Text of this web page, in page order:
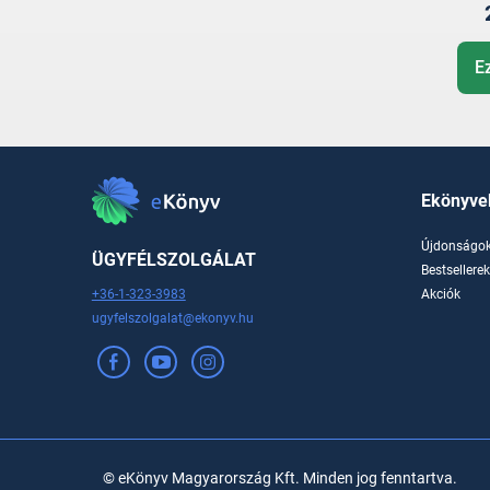
ÜGYFÉLSZOLGÁLAT
+36-1-323-3983
ugyfelszolgalat@ekonyv.hu
Bestsellerek
Akciók
© eKönyv Magyarország Kft. Minden jog fenntartva.